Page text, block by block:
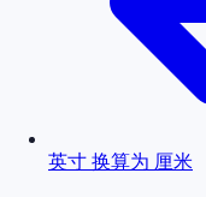
英寸 换算为 厘米